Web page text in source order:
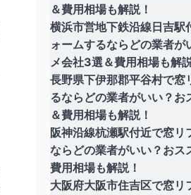
＆費用相場も解説！
横浜市営地下鉄沿線日吉駅
ォームするならどの業者が
メ会社3選＆費用相場も解
長野県下伊那郡平谷村で窓
るならどの業者がいい？お
＆費用相場も解説！
阪神沿線杭瀬駅付近で窓リ
ならどの業者がいい？おス
費用相場も解説！
大阪府大阪市住吉区で窓リ